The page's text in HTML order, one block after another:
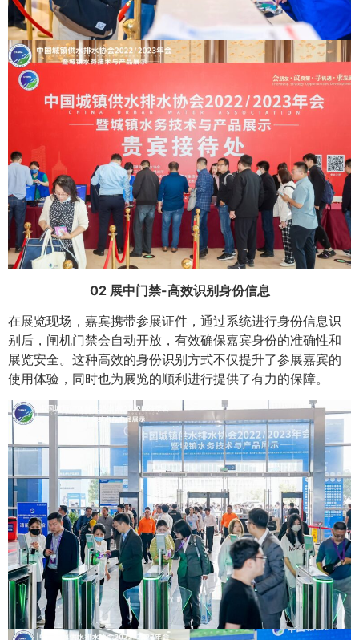
02 展中门禁-高效识别身份信息
在展览现场，嘉宾携带参展证件，通过系统进行身份信息识
别后，闸机门禁会自动开放，有效确保嘉宾身份的准确性和
展览安全。这种高效的身份识别方式不仅提升了参展嘉宾的
使用体验，同时也为展览的顺利进行提供了有力的保障。